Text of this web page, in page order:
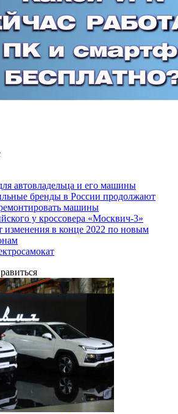
автовладельца и его машины
бренды в России продолжают
машины
у кроссовера «Москвич-3»
изменения в конце 2022 по новым